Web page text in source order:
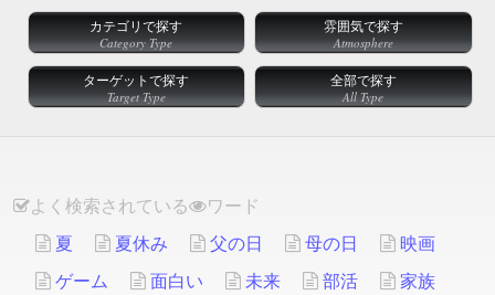
カテゴリで探す
Category Type
雰囲気で探す
Atmosphere
ターゲットで探す
Target Type
全部で探す
All Type
よく検索されている
ワード
夏
夏休み 父の日 母の日
映画
ゲーム
面白い 未来 部活
家族